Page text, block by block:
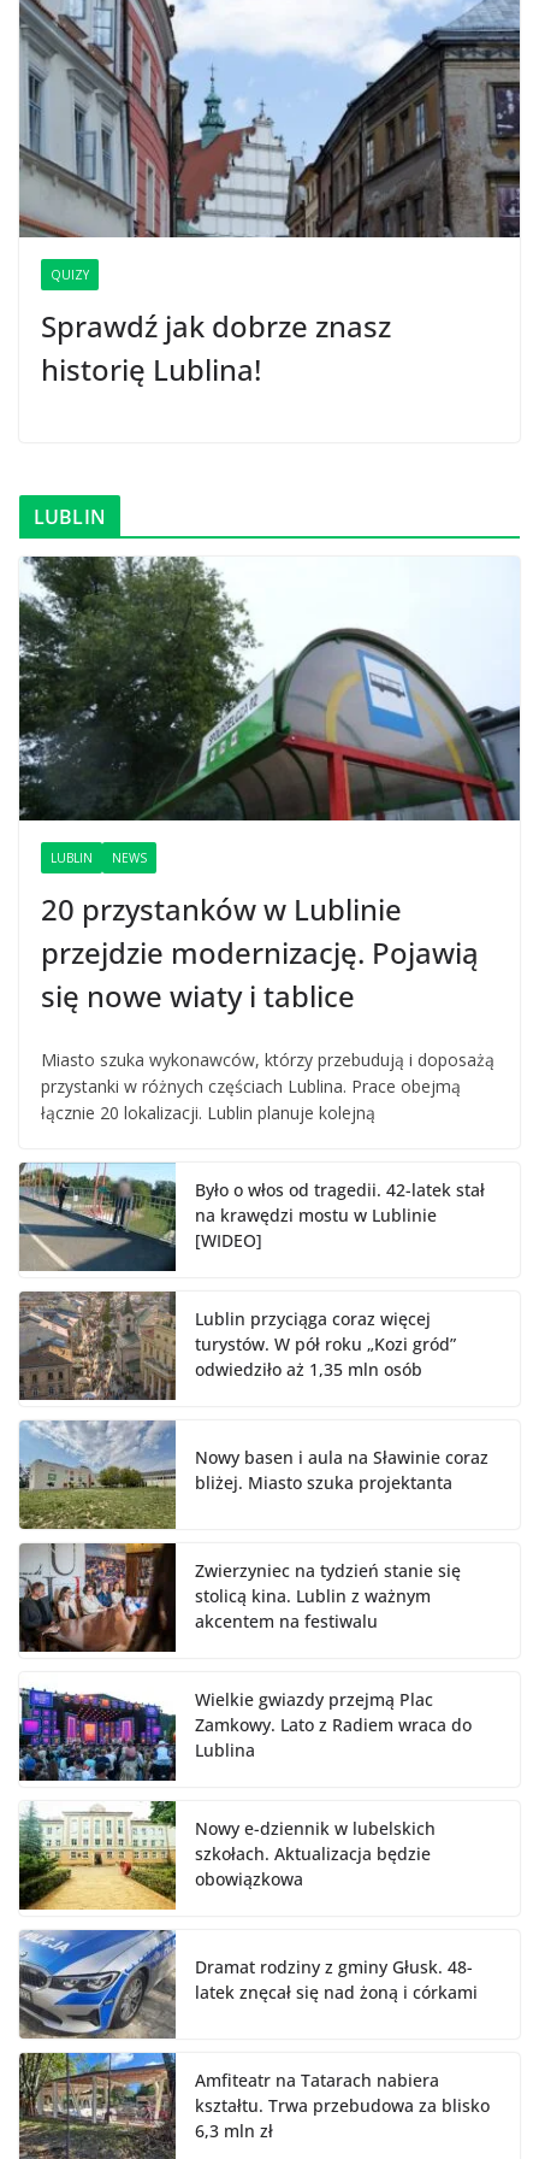
QUIZY
Sprawdź jak dobrze znasz
historię Lublina!
LUBLIN
LUBLIN NEWS
20 przystanków w Lublinie
przejdzie modernizację. Pojawią
się nowe wiaty i tablice
Miasto szuka wykonawców, którzy przebudują i doposażą
przystanki w różnych częściach Lublina. Prace obejmą
łącznie 20 lokalizacji. Lublin planuje kolejną
Było o włos od tragedii. 42-latek stał
na krawędzi mostu w Lublinie
[WIDEO]
Lublin przyciąga coraz więcej
turystów. W pół roku „Kozi gród”
odwiedziło aż 1,35 mln osób
Nowy basen i aula na Sławinie coraz
bliżej. Miasto szuka projektanta
Zwierzyniec na tydzień stanie się
stolicą kina. Lublin z ważnym
akcentem na festiwalu
Wielkie gwiazdy przejmą Plac
Zamkowy. Lato z Radiem wraca do
Lublina
Nowy e-dziennik w lubelskich
szkołach. Aktualizacja będzie
obowiązkowa
Dramat rodziny z gminy Głusk. 48-
latek znęcał się nad żoną i córkami
Amfiteatr na Tatarach nabiera
kształtu. Trwa przebudowa za blisko
6,3 mln zł